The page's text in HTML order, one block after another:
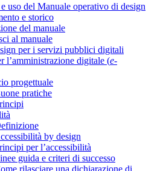
uso del Manuale operativo di design
e storico
del manuale
al manuale
per i servizi pubblici digitali
l’amministrazione digitale (e-
progettuale
pratiche
by design
per l’accessibilità
guida e criteri di successo
rilasciare una dichiarazione di